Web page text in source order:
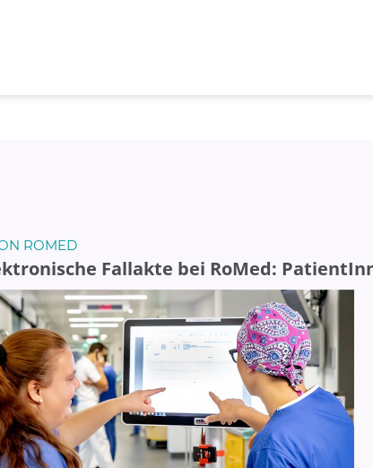
ROMED
Fallakte bei RoMed: